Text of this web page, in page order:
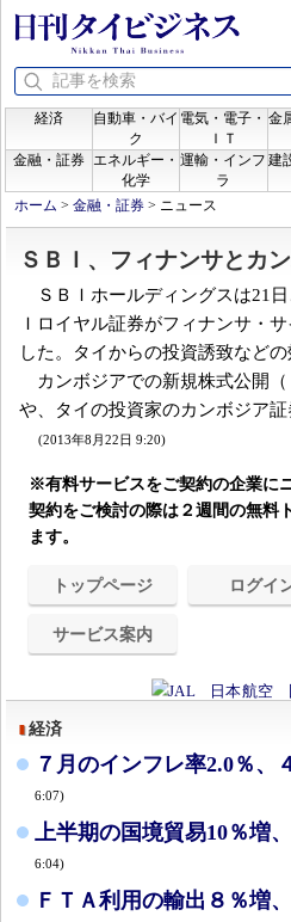
経済
自動車・バイ
ク
電気・電子・
ＩＴ
金
金融・証券
エネルギー・
化学
運輸・インフ
ラ
建
ホーム > 金融・証券 > ニュース
ＳＢＩ、フィナンサとカ
ＳＢＩホールディングスは21
Ｉロイヤル証券がフィナンサ・
した。タイからの投資誘致などの
カンボジアでの新規株式公開
や、タイの投資家のカンボジア証
(2013年8月22日 9:20)
※有料サービスをご契約の企業に
契約をご検討の際は２週間の無料
ます。
トップページ ログイ
サービス案内
経済
７月のインフレ率2.0％、
6:07)
上半期の国境貿易10％増
6:04)
ＦＴＡ利用の輸出８％増